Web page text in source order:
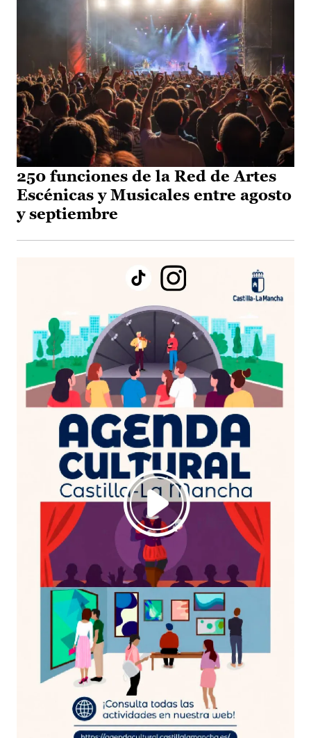
250 funciones de la Red de Artes
Escénicas y Musicales entre agosto
y septiembre